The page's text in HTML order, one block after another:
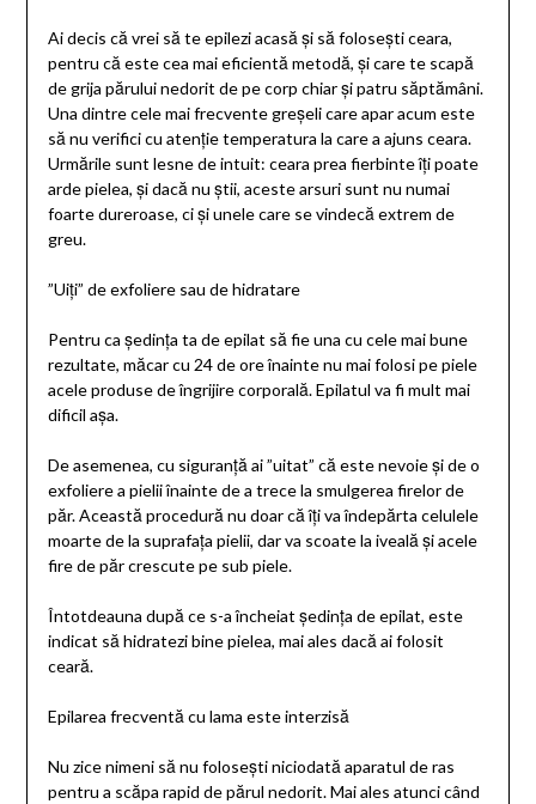
Ai decis că vrei să te epilezi acasă și să folosești ceara,
pentru că este cea mai eficientă metodă, și care te scapă
de grija părului nedorit de pe corp chiar și patru săptămâni.
Una dintre cele mai frecvente greșeli care apar acum este
să nu verifici cu atenție temperatura la care a ajuns ceara.
Urmările sunt lesne de intuit: ceara prea fierbinte îți poate
arde pielea, și dacă nu știi, aceste arsuri sunt nu numai
foarte dureroase, ci și unele care se vindecă extrem de
greu.
”Uiți” de exfoliere sau de hidratare
Pentru ca ședința ta de epilat să fie una cu cele mai bune
rezultate, măcar cu 24 de ore înainte nu mai folosi pe piele
acele produse de îngrijire corporală. Epilatul va fi mult mai
dificil așa.
De asemenea, cu siguranță ai ”uitat” că este nevoie și de o
exfoliere a pielii înainte de a trece la smulgerea firelor de
păr. Această procedură nu doar că îți va îndepărta celulele
moarte de la suprafața pielii, dar va scoate la iveală și acele
fire de păr crescute pe sub piele.
Întotdeauna după ce s-a încheiat ședința de epilat, este
indicat să hidratezi bine pielea, mai ales dacă ai folosit
ceară.
Epilarea frecventă cu lama este interzisă
Nu zice nimeni să nu folosești niciodată aparatul de ras
pentru a scăpa rapid de părul nedorit. Mai ales atunci când